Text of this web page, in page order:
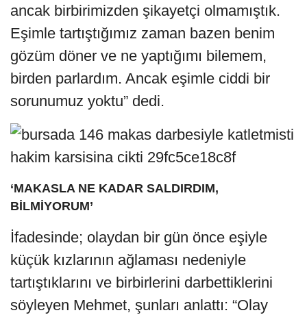
ancak birbirimizden şikayetçi olmamıştık.
Eşimle tartıştığımız zaman bazen benim
gözüm döner ve ne yaptığımı bilemem,
birden parlardım. Ancak eşimle ciddi bir
sorunumuz yoktu” dedi.
‘MAKASLA NE KADAR SALDIRDIM,
BİLMİYORUM’
İfadesinde; olaydan bir gün önce eşiyle
küçük kızlarının ağlaması nedeniyle
tartıştıklarını ve birbirlerini darbettiklerini
söyleyen Mehmet, şunları anlattı: “Olay